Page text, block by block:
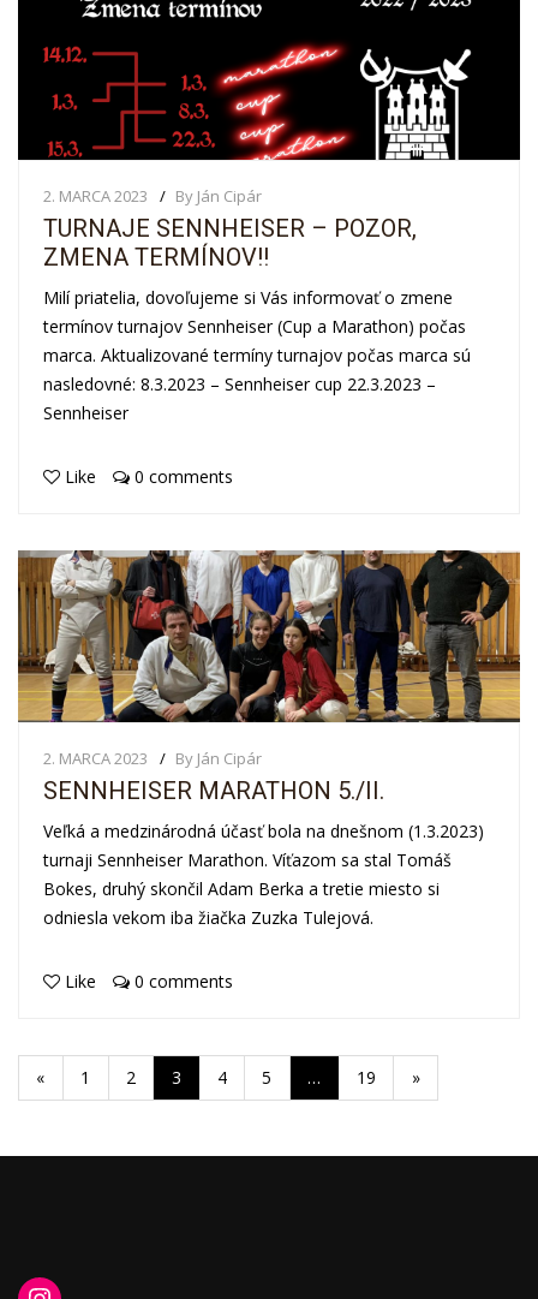
2. MARCA 2023 By Ján Cipár
TURNAJE SENNHEISER – POZOR,
ZMENA TERMÍNOV!!
Milí priatelia, dovoľujeme si Vás informovať o zmene
termínov turnajov Sennheiser (Cup a Marathon) počas
marca. Aktualizované termíny turnajov počas marca sú
nasledovné: 8.3.2023 – Sennheiser cup 22.3.2023 –
Sennheiser
Like 0 comments
2. MARCA 2023 By Ján Cipár
SENNHEISER MARATHON 5./II.
Veľká a medzinárodná účasť bola na dnešnom (1.3.2023)
turnaji Sennheiser Marathon. Víťazom sa stal Tomáš
Bokes, druhý skončil Adam Berka a tretie miesto si
odniesla vekom iba žiačka Zuzka Tulejová.
Like 0 comments
« 1 2 3 4 5 … 19 »